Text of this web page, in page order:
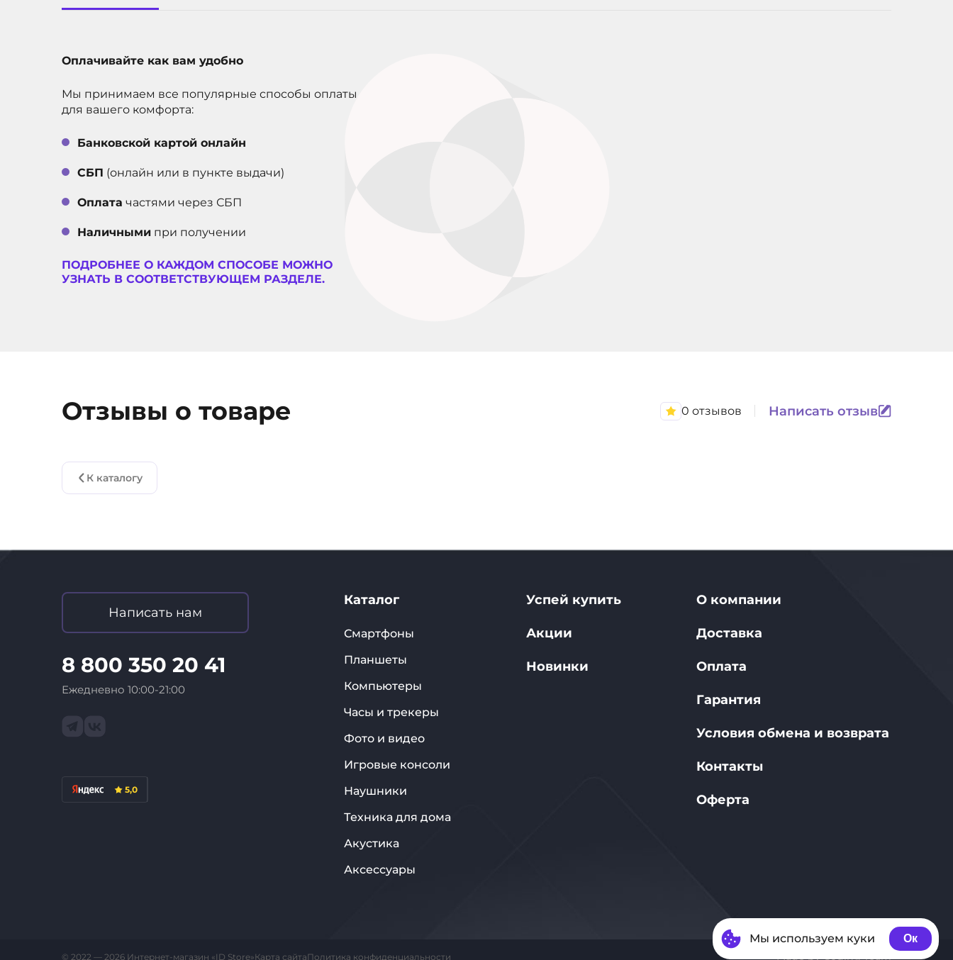
Мы используем куки Ок
Оплачивайте как вам удобно
Мы принимаем все популярные способы оплаты
для вашего комфорта:
Банковской картой онлайн
СБП (онлайн или в пункте выдачи)
Оплата частями через СБП
Наличными при получении
ПОДРОБНЕЕ О КАЖДОМ СПОСОБЕ МОЖНО
УЗНАТЬ В СООТВЕТСТВУЮЩЕМ РАЗДЕЛЕ.
Отзывы о товаре 0 отзывов Написать отзыв
К каталогу
Написать нам
8 800 350 20 41
Ежедневно 10:00-21:00
5,0
Каталог
Смартфоны
Планшеты
Компьютеры
Часы и трекеры
Фото и видео
Игровые консоли
Наушники
Техника для дома
Акустика
Аксессуары
Успей купить
Акции
Новинки
О компании
Доставка
Оплата
Гарантия
Условия обмена и возврата
Контакты
Оферта
© 2022 — 2026 Интернет-магазин «ID Store»Карта сайтаПолитика конфиденциальности Made by Coding Team